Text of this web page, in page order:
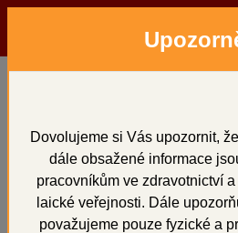
Hledat
Voskové
50 ks
Dovolujeme si Vás upozornit,
dále obsažené informace
pracovníkům ve zdravotnictví
laické veřejnosti. Dále
považujeme pouze fyzické a